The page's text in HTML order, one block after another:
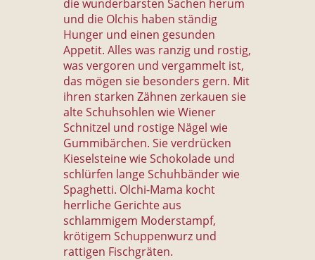
die wunderbarsten Sachen herum
und die Olchis haben ständig
Hunger und einen gesunden
Appetit. Alles was ranzig und rostig,
was vergoren und vergammelt ist,
das mögen sie besonders gern. Mit
ihren starken Zähnen zerkauen sie
alte Schuhsohlen wie Wiener
Schnitzel und rostige Nägel wie
Gummibärchen. Sie verdrücken
Kieselsteine wie Schokolade und
schlürfen lange Schuhbänder wie
Spaghetti. Olchi-Mama kocht
herrliche Gerichte aus
schlammigem Moderstampf,
krötigem Schuppenwurz und
rattigen Fischgräten.